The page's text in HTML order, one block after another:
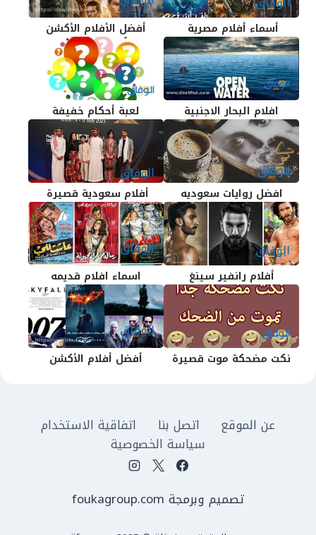
أسماء أفلام مصرية أفضل الأفلام الأكشن
افلام البحار الاجنبية لعبة أحكام خفيفة
افضل روايات سعوديه أفلام سعودية قصيرة
أفلام رانفير سينغ اسماء افلام قديمه
نكت مضحكة موت قصيرة أفضل أفلام الأكشن
عن الموقع اتصل بنا
اتفاقية الاستخدام
سياسة الخصوصية
تصميم وبرمجة foukagroup.com